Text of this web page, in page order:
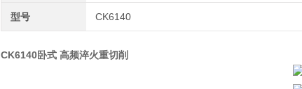
型号 CK6140
CK6140卧式 高频淬火重切削